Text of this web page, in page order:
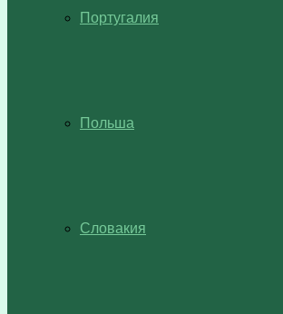
Португалия
Польша
Словакия